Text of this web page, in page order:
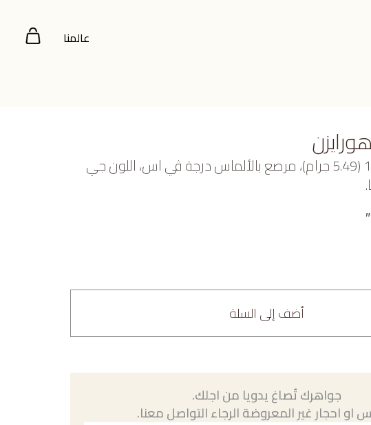
عالمنا
ذهب أبيض عيار 18 (5.49 جرام)، مرصع بالألماس درجة ڤي اس، اللون جي
أضف إلى السلة
جواهرك تُصاغ يدويا من اجلك.
او احجار غير المعروضة الرجاء التواصل معنا.